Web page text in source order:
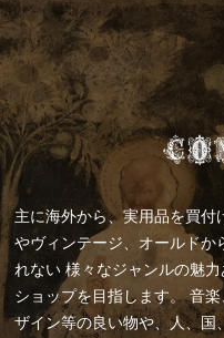
主に海外から、実用品を買付
やヴィンテージ、オールドか
れない 様々なジャンルの魅
ショップを目指します。音楽
ザイン等の良い物や、人、国